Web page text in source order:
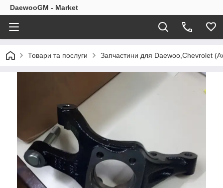
DaewooGM - Market
Товари та послуги Запчастини для Daewoo,Chevrolet